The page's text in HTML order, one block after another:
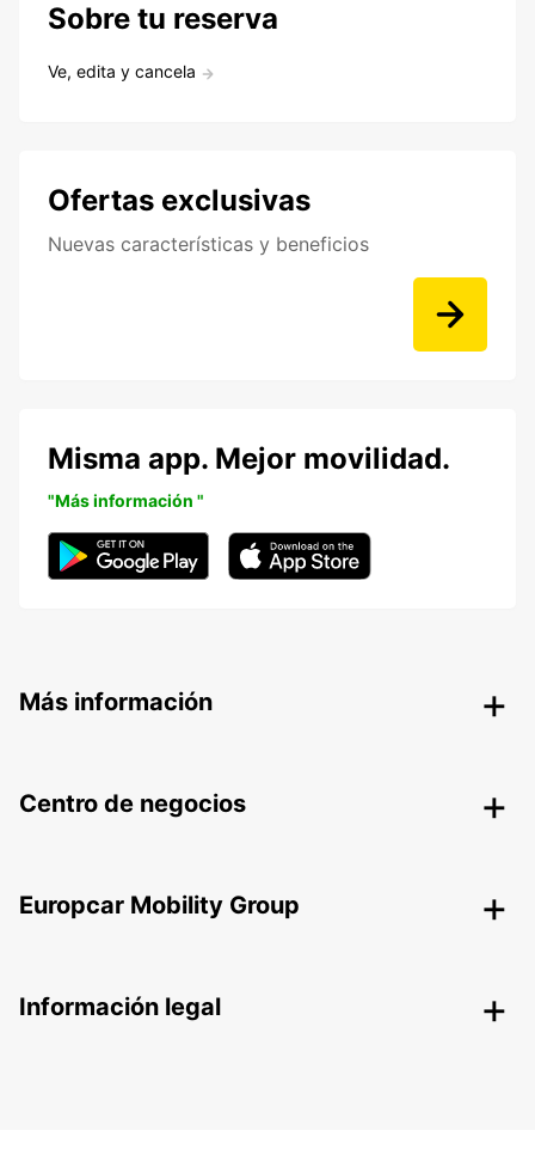
Sobre tu reserva
Ve, edita y cancela
Ofertas exclusivas
Nuevas características y beneficios
Misma app. Mejor movilidad.
"Más información "
Más información
Centro de negocios
Europcar Mobility Group
Información legal